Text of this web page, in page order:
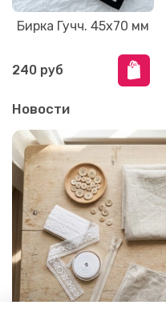
Бирка Гучч. 45х70 мм
240 руб
Новости